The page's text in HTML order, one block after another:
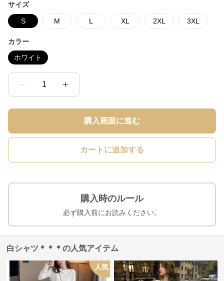
サイズ
S M L XL 2XL 3XL
カラー
ホワイト
1
購入画面に進む
カートに追加する
購入時のルール
必ず購入前にお読みください。
白シャツ＊＊＊の人気アイテム
人気